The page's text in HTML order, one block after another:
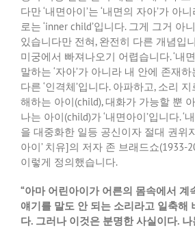
다만‘내면아이’는 ‘내면의 자아’가 아니
로는 ‘inner child’입니다. 그게 그거 아
있습니다만 전혀, 완전히 다른 개념입
미궁에서 빠져나오기 어렵습니다. ‘내
말하는 ‘자아’가 아니라 내 안에 존재하
다른 ‘인격체’입니다. 아파하고, 소리 지
해하는 아이(child),대화가 가능할 뿐
나는 아이(child)가‘내면아이’입니다. ‘
을 대중화한 일등 공신이자 절대 권위
아이’ 치유]의 저자 존 브래드쇼(1933-
이렇게 정의했습니다.
“아마 어린아이가 어른의 몸속에서 계
얘기를 말도 안 되는 소리라고 일축해
다. 그러나 이것은 분명한 사실이다.